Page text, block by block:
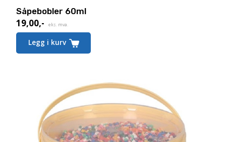
Såpebobler 60ml
19,00,- eks. mva.
Legg i kurv